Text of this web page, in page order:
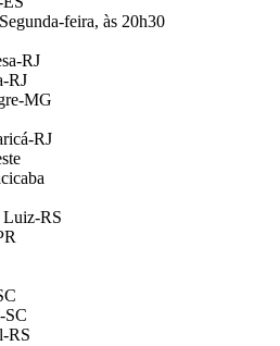
feira, às 20h30
RJ
RJ
MG
RJ
Luiz-RS
SC
RS